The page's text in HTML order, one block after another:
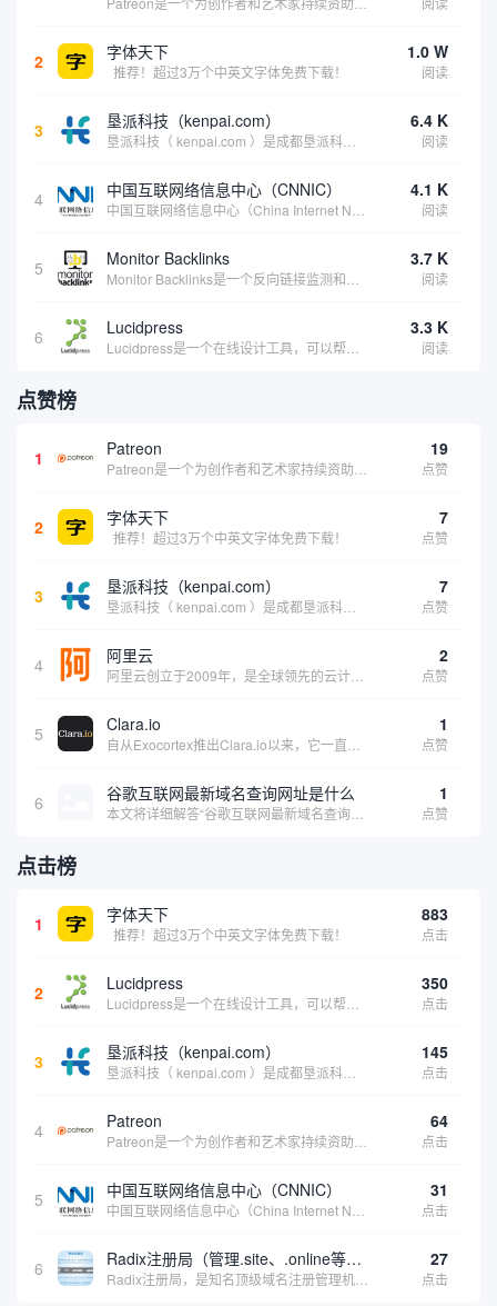
2 字体天下
推荐！超过3万个中英文字体免费下载！
1.0 W
阅读
3 垦派科技（kenpai.com） 6.4 K
阅读
4 中国互联网络信息中心（CNNIC） 4.1 K
阅读
5 Monitor Backlinks 3.7 K
阅读
6 Lucidpress 3.3 K
阅读
点赞榜
1 Patreon 19
点赞
2 字体天下
推荐！超过3万个中英文字体免费下载！
7
点赞
3 垦派科技（kenpai.com） 7
点赞
4 阿里云 2
点赞
5 Clara.io 1
点赞
6 谷歌互联网最新域名查询网址是什么 1
点赞
点击榜
1 字体天下
推荐！超过3万个中英文字体免费下载！
883
点击
2 Lucidpress 350
点击
3 垦派科技（kenpai.com） 145
点击
4 Patreon 64
点击
5 中国互联网络信息中心（CNNIC） 31
点击
6 Radix注册局（管理.site、.online等顶级域名） 27
点击